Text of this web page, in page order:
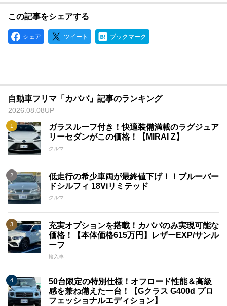
この記事をシェアする
シェア ツイート ブックマーク
自動車フリマ「カババ」記事のランキング
2026.08.08UP
ガラスルーフ付き！快適装備満載のラグジュア
リーセダンがこの価格！【MIRAI Z】
クルマ
低走行の希少車両が最終値下げ！！ブルーバー
ドシルフィ 18Viリミテッド
クルマ
充実オプションを搭載！カババのみ実現可能な
価格！【本体価格615万円】レザーEXP/サンル
ーフ
輸入車
50台限定の特別仕様！オフロード性能＆高級
感を兼ね備えた一台！【Gクラス G400d プロ
フェッショナルエディション】